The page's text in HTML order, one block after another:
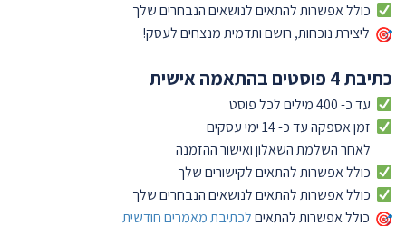
כולל אפשרות להתאים לנושאים הנבחרים שלך
ליצירת נוכחות, רושם ותדמית מנצחים לעסק!
כתיבת
עד כ- 400 מילים לכל פוסט
זמן אספקה עד כ- 14 ימי עסקים
לאחר השלמת השאלון ואישור ההזמנה
כולל אפשרות להתאים לקישורים שלך
כולל אפשרות להתאים לנושאים הנבחרים שלך
כולל אפשרות להתאיםלכתיבת מאמרים חודשית